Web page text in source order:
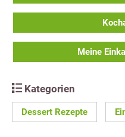
Meine
Kategorien
Dessert Rezepte